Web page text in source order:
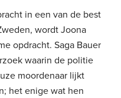
in een van de best
wordt Joona
opdracht. Saga Bauer
waarin de politie
moordenaar lijkt
het enige wat hen